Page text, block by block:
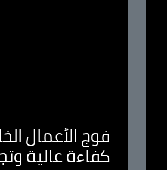
فوج الأعمال
كفاءة عالية